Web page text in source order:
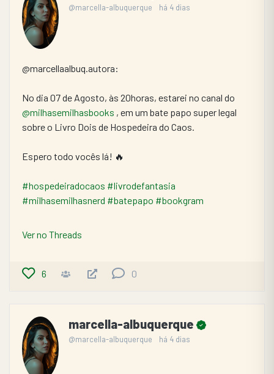
@marcella-albuquerque há 4 dias
@marcellaalbuq.autora:
@milhasemilhasbooks , em um bate papo super legal
sobre o Livro Dois de Hospedeira do Caos.
Espero todo vocês lá! 🔥
#hospedeiradocaos #livrodefantasia
#milhasemilhasnerd #batepapo #bookgram
Ver no Threads
6 0
marcella-albuquerque
@marcella-albuquerque há 4 dias